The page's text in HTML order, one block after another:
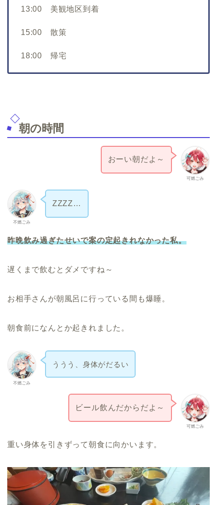
13:00 美観地区到着
15:00 散策
18:00 帰宅
朝の時間
可燃ごみ
おーい朝だよ～
不燃ごみ
ZZZZ…
昨晩飲み過ぎたせいで案の定起きれなかった私。
遅くまで飲むとダメですね～
お相手さんが朝風呂に行っている間も爆睡。
朝食前になんとか起きれました。
不燃ごみ
ううう、身体がだるい
可燃ごみ
ビール飲んだからだよ～
重い身体を引きずって朝食に向かいます。